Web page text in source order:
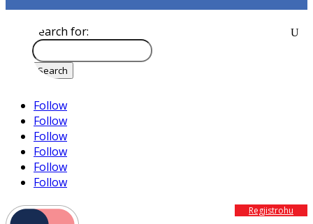
Search for:
Follow
Follow
Follow
Follow
Follow
Follow
Regjistrohu